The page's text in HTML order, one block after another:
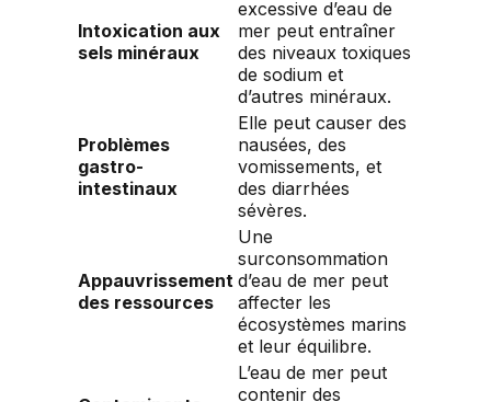
Intoxication aux
sels minéraux
excessive d’eau de
mer peut entraîner
des niveaux toxiques
de sodium et
d’autres minéraux.
Problèmes
gastro-
intestinaux
Elle peut causer des
nausées, des
vomissements, et
des diarrhées
sévères.
Appauvrissement
des ressources
Une
surconsommation
d’eau de mer peut
affecter les
écosystèmes marins
et leur équilibre.
L’eau de mer peut
contenir des